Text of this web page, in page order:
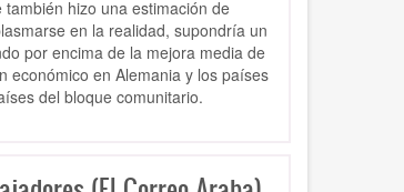
hizo una estimación de
en la realidad, supondría un
por encima de la mejora media de
económico en Alemania y los países
del bloque comunitario.